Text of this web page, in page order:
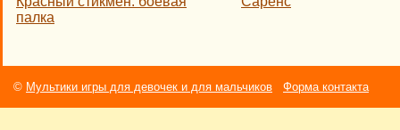
палка
© Мультики игры для девочек и для мальчиков Форма контакта